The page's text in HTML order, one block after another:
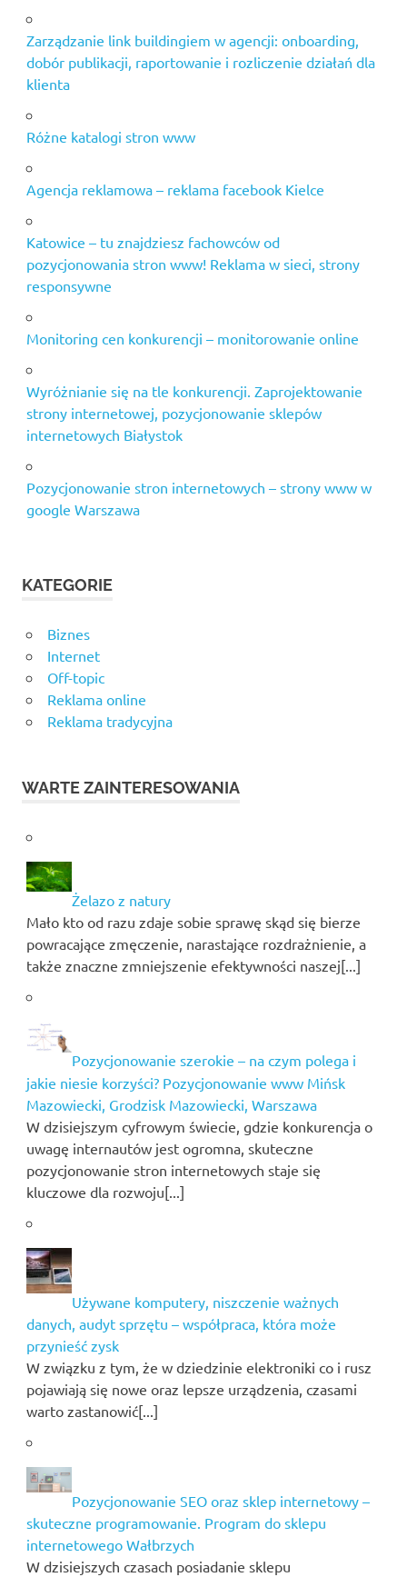
Zarządzanie link buildingiem w agencji: onboarding,
dobór publikacji, raportowanie i rozliczenie działań dla
klienta
Różne katalogi stron www
Agencja reklamowa – reklama facebook Kielce
Katowice – tu znajdziesz fachowców od
pozycjonowania stron www! Reklama w sieci, strony
responsywne
Monitoring cen konkurencji – monitorowanie online
Wyróżnianie się na tle konkurencji. Zaprojektowanie
strony internetowej, pozycjonowanie sklepów
internetowych Białystok
Pozycjonowanie stron internetowych – strony www w
google Warszawa
KATEGORIE
Biznes
Internet
Off-topic
Reklama online
Reklama tradycyjna
WARTE ZAINTERESOWANIA
Żelazo z natury
Mało kto od razu zdaje sobie sprawę skąd się bierze
powracające zmęczenie, narastające rozdrażnienie, a
także znaczne zmniejszenie efektywności naszej[...]
Pozycjonowanie szerokie – na czym polega i
jakie niesie korzyści? Pozycjonowanie www Mińsk
Mazowiecki, Grodzisk Mazowiecki, Warszawa
W dzisiejszym cyfrowym świecie, gdzie konkurencja o
uwagę internautów jest ogromna, skuteczne
pozycjonowanie stron internetowych staje się
kluczowe dla rozwoju[...]
Używane komputery, niszczenie ważnych
danych, audyt sprzętu – współpraca, która może
przynieść zysk
W związku z tym, że w dziedzinie elektroniki co i rusz
pojawiają się nowe oraz lepsze urządzenia, czasami
warto zastanowić[...]
Pozycjonowanie SEO oraz sklep internetowy –
skuteczne programowanie. Program do sklepu
internetowego Wałbrzych
W dzisiejszych czasach posiadanie sklepu